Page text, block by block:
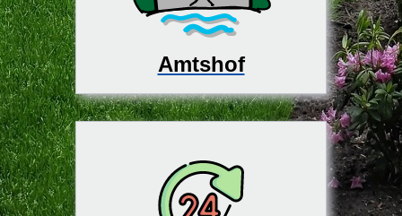
Amtshof